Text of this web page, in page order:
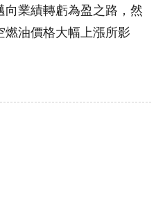
向業績轉虧為盈之路，然
油價格大幅上漲所影